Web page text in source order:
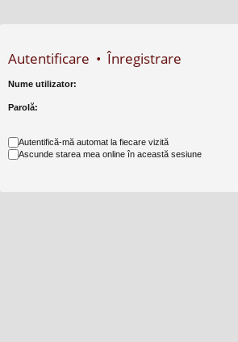
Autentificare •Înregistrare
Nume utilizator:
Parolă:
Autentifică-mă automat la fiecare vizită
Ascunde starea mea online în această sesiune